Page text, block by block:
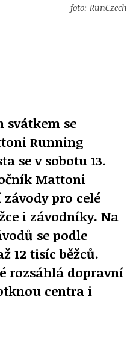
foto: RunCzech
svátkem se
Running
se v sobotu 13.
Mattoni
pro celé
i závodníky. Na
se podle
12 tisíc běžců.
rozsáhlá dopravní
centra i